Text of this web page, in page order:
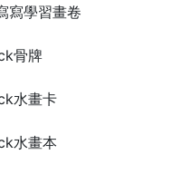
寫學習畫卷
骨牌
水畫卡
水畫本